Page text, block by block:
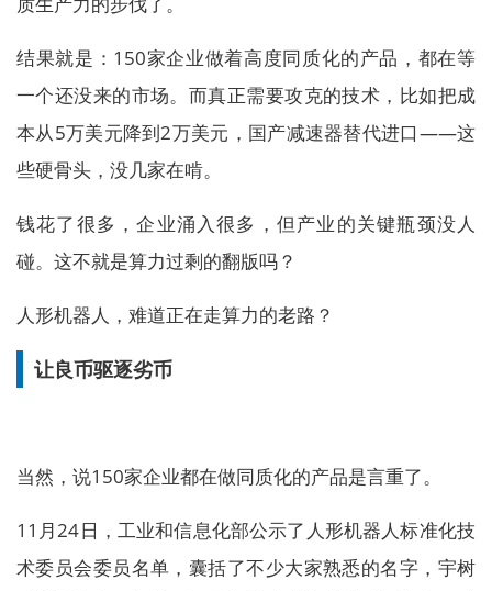
结果就是：150家企业做着高度同质化的产品，都在等
一个还没来的市场。而真正需要攻克的技术，比如把成
本从5万美元降到2万美元，国产减速器替代进口——这
些硬骨头，没几家在啃。
钱花了很多，企业涌入很多，但产业的关键瓶颈没人
碰。这不就是算力过剩的翻版吗？
人形机器人，难道正在走算力的老路？
让良币驱逐劣币
当然，说150家企业都在做同质化的产品是言重了。
11月24日，工业和信息化部公示了人形机器人标准化技
术委员会委员名单，囊括了不少大家熟悉的名字，宇树